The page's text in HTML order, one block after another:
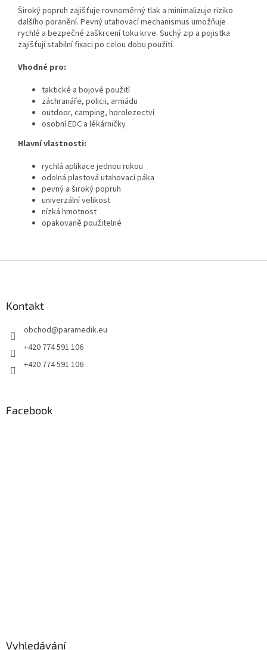
Široký popruh zajišťuje rovnoměrný tlak a minimalizuje riziko
dalšího poranění. Pevný utahovací mechanismus umožňuje
rychlé a bezpečné zaškrcení toku krve. Suchý zip a pojistka
zajišťují stabilní fixaci po celou dobu použití.
Vhodné pro:
taktické a bojové použití
záchranáře, policii, armádu
outdoor, camping, horolezectví
osobní EDC a lékárničky
Hlavní vlastnosti:
rychlá aplikace jednou rukou
odolná plastová utahovací páka
pevný a široký popruh
univerzální velikost
nízká hmotnost
opakovaně použitelné
Kontakt
obchod@paramedik.eu
+420 774 591 106
+420 774 591 106
Facebook
Vyhledávání